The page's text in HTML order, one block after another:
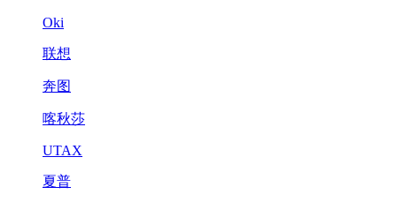
Oki
联想
奔图
喀秋莎
UTAX
夏普